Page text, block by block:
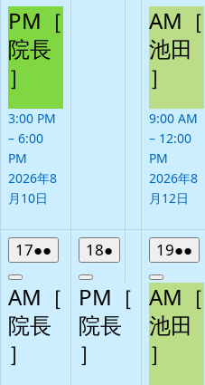
PM［
院長
］
3:00 PM
– 6:00
PM
2026年8
月10日
AM［
池田
］
9:00 AM
– 12:00
PM
2026年8
月12日
172026
年
8
月
17
●●
件
の
イ
Close
AM［
院長
］
182026
年
8
月
18
●
件
の
イ
ベ
Close
PM［
院長
］
192026
年
8
月
19
●●
件
の
イ
Close
AM［
池田
］